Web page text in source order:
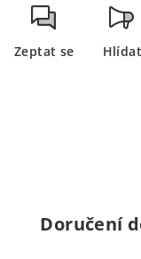
Zeptat se Hlídat
Doručení